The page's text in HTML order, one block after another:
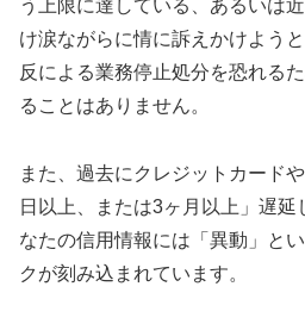
う上限に達している、あるいは
け涙ながらに情に訴えかけよう
反による業務停止処分を恐れる
ることはありません。
また、過去にクレジットカード
日以上、または3ヶ月以上」遅
なたの信用情報には「異動」と
クが刻み込まれています。